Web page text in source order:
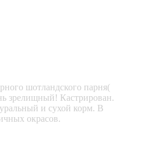
шотландского парня(
зрелищный! Кастрирован.
и сухой корм. В
окрасов.